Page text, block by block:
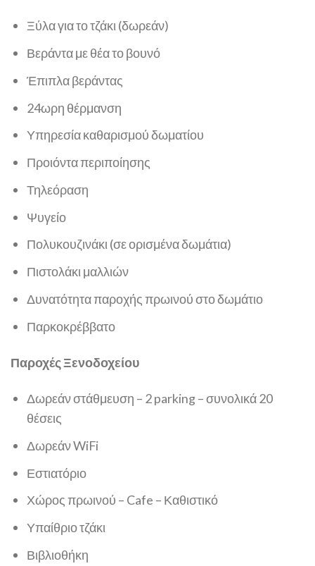
Ξύλα για το τζάκι (δωρεάν)
Βεράντα με θέα το βουνό
Έπιπλα βεράντας
24ωρη θέρμανση
Υπηρεσία καθαρισμού δωματίου
Προιόντα περιποίησης
Τηλεόραση
Ψυγείο
Πολυκουζινάκι (σε ορισμένα δωμάτια)
Πιστολάκι μαλλιών
Δυνατότητα παροχής πρωινού στο δωμάτιο
Παρκοκρέββατο
Παροχές Ξενοδοχείου
Δωρεάν στάθμευση – 2 parking – συνολικά 20
θέσεις
Δωρεάν WiFi
Εστιατόριο
Χώρος πρωινού – Cafe – Καθιστικό
Υπαίθριο τζάκι
Βιβλιοθήκη